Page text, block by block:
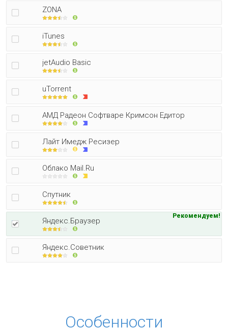
ZONA
iTunes
jetAudio Basic
uTorrent
АМД Радеон Софтваре Кримсон Едитор
Лайт Имедж Ресизер
Облако Mail.Ru
Спутник
Яндекс.Браузер
Рекомендуем!
Яндекс.Советник
Особенности